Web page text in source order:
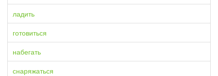
ладить
готовиться
набегать
снаряжаться